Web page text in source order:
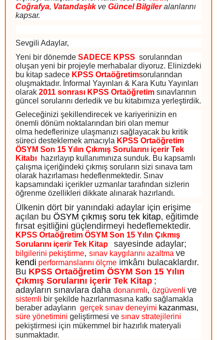
Coğrafya, Vatandaşlıkve Güncel Bilgileralanlarını
kapsar.
Sevgili Adaylar,
Yeni bir dönemde SADECE KPSS sorularından
oluşan yeni bir projeyle merhabalar diyoruz. Elinizdeki
bu kitap sadece KPSS Ortaöğretimsorularından
oluşmaktadır. İnformal Yayınları & Kara Kutu Yayınları
olarak 2011 sonrası KPSS Ortaöğretim sınavlarının
güncel sorularını derledik ve bu kitabımıza yerleştirdik.
Geleceğinizi şekillendirecek ve kariyerinizin en
önemli dönüm noktalarından biri olan memur
olma hedeflerinize ulaşmanızı sağlayacak bu kritik
süreci desteklemek amacıyla KPSS Ortaöğretim
ÖSYM Son 15 Yılın Çıkmış Sorularını içerir Tek
Kitabı hazırlayıp kullanımınıza sunduk. Bu kapsamlı
çalışma içeriğindeki çıkmış soruların sizi sınava tam
olarak hazırlaması hedeflenmektedir. Sınav
kapsamındaki içerikler uzmanlar tarafından sizlerin
öğrenme özellikleri dikkate alınarak hazırlandı.
Ülkenin dört bir yanındaki adaylar için erişime
açılan bu ÖSYM çıkmış soru tek kitap, eğitimde
fırsat eşitliğini güçlendirmeyi hedeflemektedir.
KPSS Ortaöğretim ÖSYM Son 15 Yılın Çıkmış
Sorularını içerir Tek Kitap sayesinde adaylar;
bilgilerini pekiştirme, sınav kaygılarını azaltma ve
kendi performanslarını ölçme imkânı bulacaklardır.
Bu KPSS Ortaöğretim ÖSYM Son 15 Yılın
Çıkmış Sorularını içerir Tek Kitap ;
adayların sınavlara daha donanımlı, özgüvenli ve
sistemli bir şekilde hazırlanmasına katkı sağlamakla
beraber adayların gerçek sınav deneyimi kazanması,
süre yönetimini geliştirmesi ve sınav stratejilerini
pekiştirmesi için mükemmel bir hazırlık materyali
sunmaktadır.